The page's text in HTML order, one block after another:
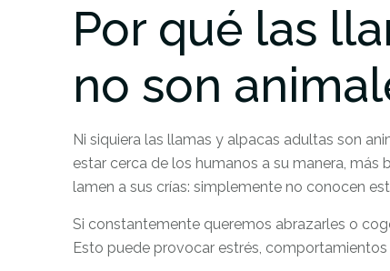
Por qué las
no son
Ni siquiera las llamas y alpacas adultas son
estar cerca de los humanos a su manera, más
lamen a sus crías: simplemente no conocen
Si constantemente queremos abrazarles o
Esto puede provocar estrés,